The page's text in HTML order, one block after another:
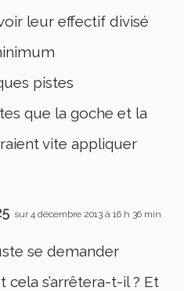
leur effectif divisé
pistes
que la goche et la
vite appliquer
sur 4 décembre 2013 à 16 h 36 min
se demander
cela s’arrêtera-t-il ? Et